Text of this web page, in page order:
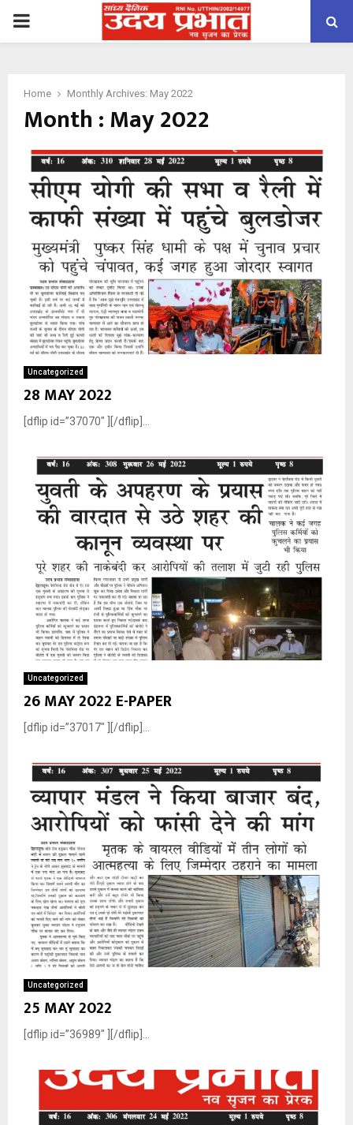
PRIMARY
Home Monthly Archives: May 2022
Month : May 2022
Uncategorized
28 MAY 2022
[dflip id=”37070″ ][/dflip]...
Uncategorized
26 MAY 2022 E-PAPER
[dflip id=”37017″ ][/dflip]...
Uncategorized
25 MAY 2022
[dflip id=”36989″ ][/dflip]...